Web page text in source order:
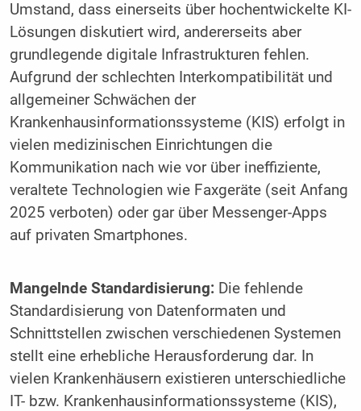
Umstand, dass einerseits über hochentwickelte KI-
Lösungen diskutiert wird, andererseits aber
grundlegende digitale Infrastrukturen fehlen.
Aufgrund der schlechten Interkompatibilität und
allgemeiner Schwächen der
Krankenhausinformationssysteme (KIS) erfolgt in
vielen medizinischen Einrichtungen die
Kommunikation nach wie vor über ineffiziente,
veraltete Technologien wie Faxgeräte (seit Anfang
2025 verboten) oder gar über Messenger-Apps
auf privaten Smartphones.
Mangelnde Standardisierung: Die fehlende
Standardisierung von Datenformaten und
Schnittstellen zwischen verschiedenen Systemen
stellt eine erhebliche Herausforderung dar. In
vielen Krankenhäusern existieren unterschiedliche
IT- bzw. Krankenhausinformationssysteme (KIS),